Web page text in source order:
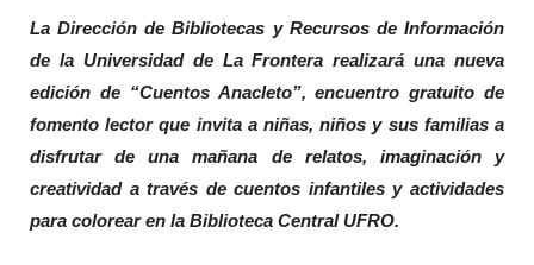
La Dirección de Bibliotecas y Recursos de Información
de la Universidad de La Frontera realizará una nueva
edición de “Cuentos Anacleto”, encuentro gratuito de
fomento lector que invita a niñas, niños y sus familias a
disfrutar de una mañana de relatos, imaginación y
creatividad a través de cuentos infantiles y actividades
para colorear en la Biblioteca Central UFRO.